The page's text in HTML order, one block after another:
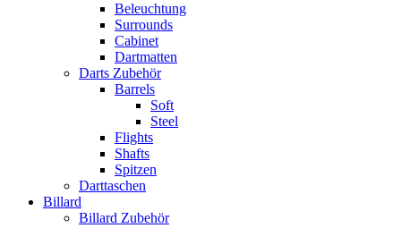
Beleuchtung
Surrounds
Cabinet
Dartmatten
Darts Zubehör
Barrels
Soft
Steel
Flights
Shafts
Spitzen
Darttaschen
Billard
Billard Zubehör